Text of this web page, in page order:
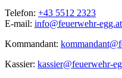
Telefon: +43 5512 2323
E-mail: info@feuerwehr-egg.at
Kommandant:
Kassier: kassier@feuerwehr-